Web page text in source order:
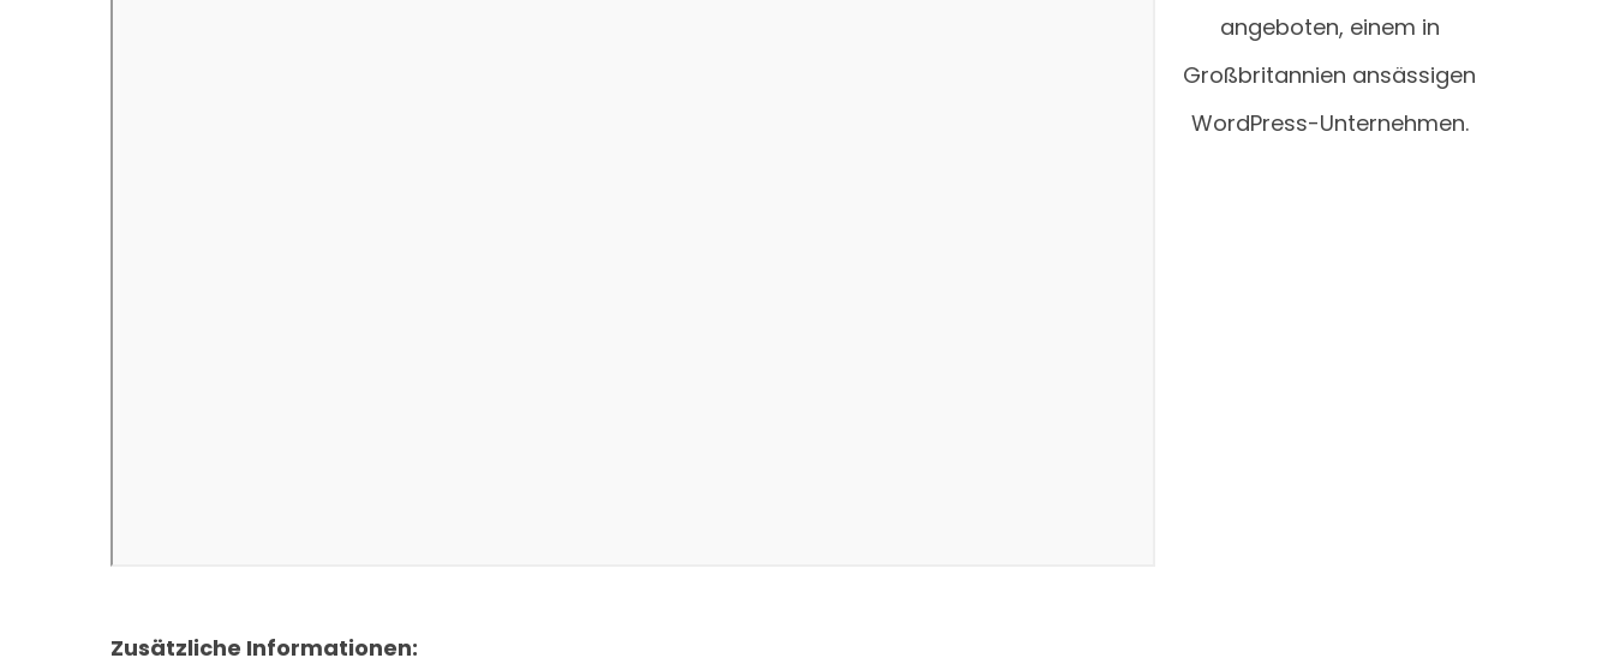
angeboten, einem in
Großbritannien ansässigen
WordPress-Unternehmen.
Zusätzliche Informationen: